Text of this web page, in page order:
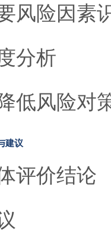
风险因素
分析
低风险对
建议
评价结论